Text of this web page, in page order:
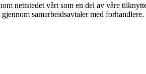
nettstedet vårt som en del av våre
samarbeidsavtaler med